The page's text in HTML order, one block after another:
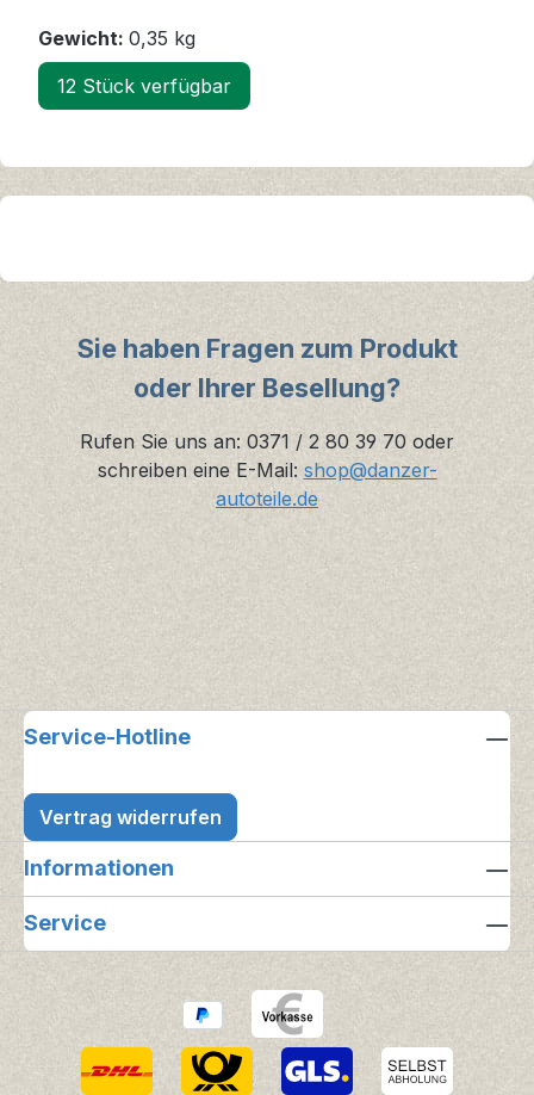
Gewicht: 0,35 kg
12 Stück verfügbar
Sie haben Fragen zum Produkt
oder Ihrer Besellung?
Rufen Sie uns an: 0371 / 2 80 39 70 oder
schreiben eine E-Mail: shop@danzer-
autoteile.de
Service-Hotline
Vertrag widerrufen
Informationen
Service